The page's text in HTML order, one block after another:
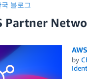
블로그
Partner
by